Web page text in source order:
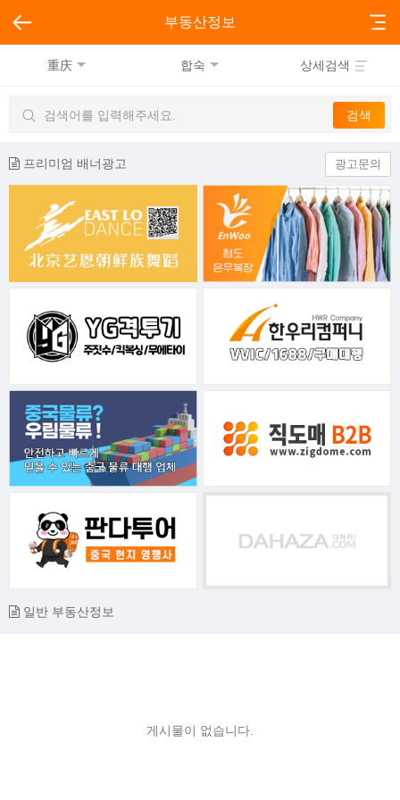
부동산정보
重庆 합숙 상세검색
프리미엄 배너광고 광고문의
일반 부동산정보
게시물이 없습니다.